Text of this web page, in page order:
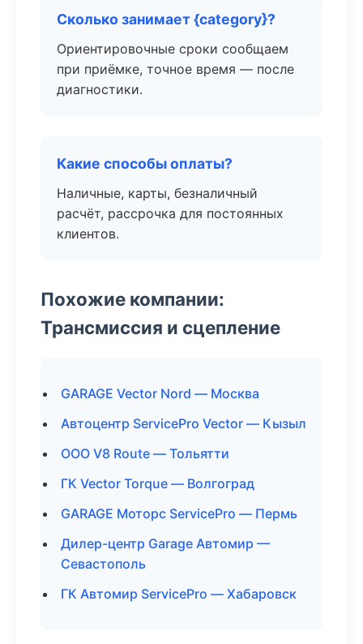
Сколько занимает {category}?
Ориентировочные сроки сообщаем
при приёмке, точное время — после
диагностики.
Какие способы оплаты?
Наличные, карты, безналичный
расчёт, рассрочка для постоянных
клиентов.
Похожие компании:
Трансмиссия и сцепление
GARAGE Vector Nord — Москва
Автоцентр ServicePro Vector — Кызыл
ООО V8 Route — Тольятти
ГК Vector Torque — Волгоград
GARAGE Моторс ServicePro — Пермь
Дилер-центр Garage Автомир —
Севастополь
ГК Автомир ServicePro — Хабаровск